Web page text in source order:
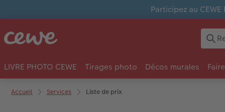
Participez au
LIVRE PHOTO CEWE Tirages photo Décos murales
Accueil Services Liste de prix